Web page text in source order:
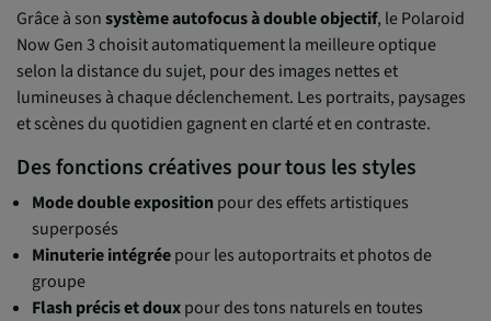
Grâce à sonsystème autofocus à double objectif, le Polaroid
Now Gen 3 choisit automatiquement la meilleure optique
selon la distance du sujet, pour des images nettes et
lumineuses à chaque déclenchement. Les portraits, paysages
et scènes du quotidien gagnent en clarté et en contraste.
Des fonctions créatives pour tous les styles
Mode double exposition pour des effets artistiques
superposés
Minuterie intégréepour les autoportraits et photos de
groupe
Flash précis et douxpour des tons naturels en toutes